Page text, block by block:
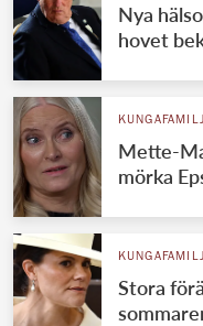
Nya
hovet
Mette-
mörka
Stora